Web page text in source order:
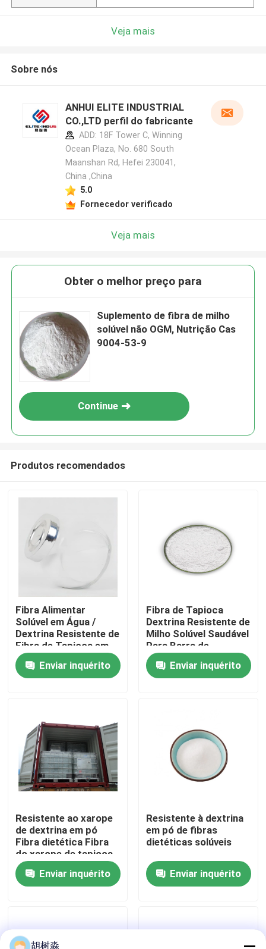
Casa
Produtos
Sobre nós
Controle da qualidade
Contacte-nos
Peça umas citações
Adoçantes de Baixa Caloria
Dextrina resistente
Veja mais
Sobre nós
ANHUI ELITE INDUSTRIAL
CO.,LTD perfil do fabricante
ADD: 18F Tower C, Winning
Ocean Plaza, No. 680 South
Maanshan Rd, Hefei 230041,
China ,China
5.0
Fornecedor verificado
Veja mais
Obter o melhor preço para
Suplemento de fibra de milho
solúvel não OGM, Nutrição Cas
9004-53-9
Continue
Produtos recomendados
Fibra Alimentar
Solúvel em Água /
Dextrina Resistente de
Fibra de Tapioca em
Pó Para Doces
Enviar inquérito
Fibra de Tapioca
Dextrina Resistente de
Milho Solúvel Saudável
Para Barra de
Chocolate
Enviar inquérito
Resistente ao xarope
de dextrina em pó
Fibra dietética Fibra
do xarope de tapioca
Enviar inquérito
Resistente à dextrina
em pó de fibras
dietéticas solúveis
Enviar inquérito
胡树淼